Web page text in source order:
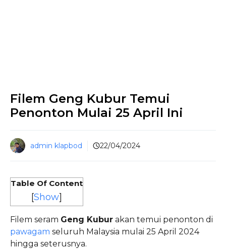
Filem Geng Kubur Temui
Penonton Mulai 25 April Ini
admin klapbod 22/04/2024
Table Of Content
[Show]
Filem seram Geng Kubur akan temui penonton di
pawagam seluruh Malaysia mulai 25 April 2024
hingga seterusnya.